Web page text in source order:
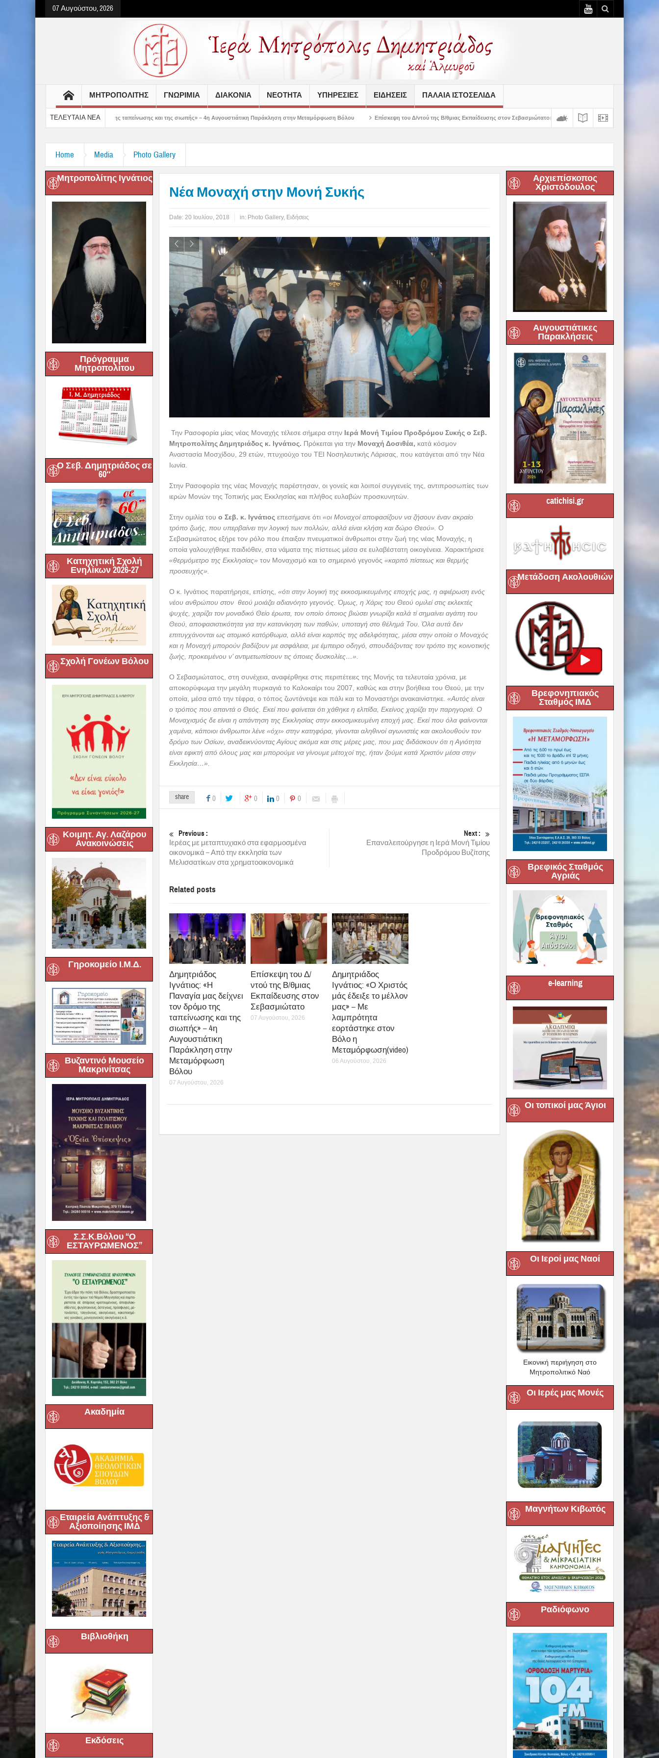
07 Αυγούστου, 2026
ΜΗΤΡΟΠΟΛΙΤΗΣ ΓΝΩΡΙΜΙΑ ΔΙΑΚΟΝΙΑ ΝΕΟΤΗΤΑ ΥΠΗΡΕΣΙΕΣ ΕΙΔΗΣΕΙΣ ΠΑΛΑΙΆ ΙΣΤΟΣΕΛΊΔΑ
ΤΕΛΕΥΤΑΙΑ ΝΕΑ
δείχνει τον δρόμο της ταπείνωσης και της σιωπής» – 4η Αυγουστιάτικη Παράκληση στην Μεταμόρφωση Βόλου Επίσκεψη του Δ/ντού της Β/θμιας Εκπαίδευσης στον Σεβασμιώτατο Δημητριάδος Ιγνάτιος: «Ο Χριστός μάς έδειξε το
Home Media Photo Gallery
Μητροπολίτης Ιγνάτιος
Πρόγραμμα
Μητροπολίτου
Ο Σεβ. Δημητριάδος σε
60″
Κατηχητική Σχολή
Ενηλίκων 2026-27
Σχολή Γονέων Βόλου
Κοιμητ. Αγ. Λαζάρου
Ανακοινώσεις
Γηροκομείο Ι.Μ.Δ.
Βυζαντινό Μουσείο
Μακρινίτσας
Σ.Σ.Κ.Βόλου “Ο
ΕΣΤΑΥΡΩΜΕΝΟΣ”
Ακαδημία
Εταιρεία Ανάπτυξης &
Αξιοποίησης ΙΜΔ
Βιβλιοθήκη
Εκδόσεις
Νέα Μοναχή στην Μονή Συκής
Date: 20 Ιουλίου, 2018 in: Photo Gallery, Ειδήσεις
Την Ρασοφορία μίας νέας Μοναχής τέλεσε σήμερα στην Ιερά Μονή Τιμίου Προδρόμου Συκής ο Σεβ.
Μητροπολίτης Δημητριάδος κ. Ιγνάτιος. Πρόκειται για την Μοναχή Δοσιθέα, κατά κόσμον
Αναστασία Μοσχίδου, 29 ετών, πτυχιούχο του ΤΕΙ Νοσηλευτικής Λάρισας, που κατάγεται από την Νέα
Ιωνία.
Στην Ρασοφορία της νέας Μοναχής παρέστησαν, οι γονείς και λοιποί συγγενείς της, αντιπροσωπίες των
ιερών Μονών της Τοπικής μας Εκκλησίας και πλήθος ευλαβών προσκυνητών.
Στην ομιλία του ο Σεβ. κ. Ιγνάτιοςεπεσήμανε ότι «οι Μοναχοί αποφασίζουν να ζήσουν έναν ακραίο
τρόπο ζωής, που υπερβαίνει την λογική των πολλών, αλλά είναι κλήση και δώρο Θεού». Ο
Σεβασμιώτατος εξήρε τον ρόλο που έπαιξαν πνευματικοί άνθρωποι στην ζωή της νέας Μοναχής, η
οποία γαλουχήθηκε παιδιόθεν, στα νάματα της πίστεως μέσα σε ευλαβέστατη οικογένεια. Χαρακτήρισε
«θερμόμετρο της Εκκλησίας» τον Μοναχισμό και το σημερινό γεγονός «καρπό πίστεως και θερμής
προσευχής».
Ο κ. Ιγνάτιος παρατήρησε, επίσης, «ότι στην λογική της εκκοσμικευμένης εποχής μας, η αφιέρωση ενός
νέου ανθρώπου στον θεού μοιάζει αδιανόητο γεγονός. Όμως, η Χάρις του Θεού ομιλεί στις εκλεκτές
ψυχές, χαρίζει τον μοναδικό Θείο έρωτα, τον οποίο όποιος βιώσει γνωρίζει καλά τί σημαίνει αγάπη του
Θεού, αποφασιστικότητα για την κατανίκηση των παθών, υποταγή στο θέλημά Του. Όλα αυτά δεν
επιτυγχάνονται ως ατομικό κατόρθωμα, αλλά είναι καρπός της αδελφότητας, μέσα στην οποία ο Μοναχός
και η Μοναχή μπορούν βαδίζουν με ασφάλεια, με έμπειρο οδηγό, σπουδάζοντας τον τρόπο της κοινοτικής
ζωής, προκειμένου ν’ αντιμετωπίσουν τις όποιες δυσκολίες…».
Ο Σεβασμιώτατος, στη συνέχεια, αναφέρθηκε στις περιπέτειες της Μονής τα τελευταία χρόνια, με
αποκορύφωμα την μεγάλη πυρκαγιά το Καλοκαίρι του 2007, καθώς και στην βοήθεια του Θεού, με την
οποία, μέσα από την τέφρα, ο τόπος ζωντάνεψε και πάλι και το Μοναστήρι ανακαινίστηκε. «Αυτός είναι
ο τρόπος που απαντά ο Θεός. Εκεί που φαίνεται ότι χάθηκε η ελπίδα, Εκείνος χαρίζει την παρηγοριά. Ο
Μοναχισμός δε είναι η απάντηση της Εκκλησίας στην εκκοσμικευμένη εποχή μας. Εκεί που όλα φαίνονται
χαμένα, κάποιοι άνθρωποι λένε «όχι» στην κατηφόρα, γίνονται αληθινοί αγωνιστές και ακολουθούν τον
δρόμο των Οσίων, αναδεικνύοντας Αγίους ακόμα και στις μέρες μας, που μας διδάσκουν ότι η Αγιότητα
είναι εφικτή από όλους μας και μπορούμε να γίνουμε μέτοχοί της, ήταν ζούμε κατά Χριστόν μέσα στην
Εκκλησία…».
share 0 0 0 0
Previous :
Ιερέας με μεταπτυχιακό στα εφαρμοσμένα
οικονομικά – Από την εκκλησία των
Μελισσατίκων στα χρηματοοικονομικά
Next :
Επαναλειτούργησε η Ιερά Μονή Τιμίου
Προδρόμου Βυζίτσης
Related posts
Δημητριάδος
Ιγνάτιος: «Η
Παναγία μας δείχνει
τον δρόμο της
ταπείνωσης και της
σιωπής» – 4η
Αυγουστιάτικη
Παράκληση στην
Μεταμόρφωση
Βόλου
07 Αυγούστου, 2026
Επίσκεψη του Δ/
ντού της Β/θμιας
Εκπαίδευσης στον
Σεβασμιώτατο
07 Αυγούστου, 2026
Δημητριάδος
Ιγνάτιος: «Ο Χριστός
μάς έδειξε το μέλλον
μας» – Με
λαμπρότητα
εορτάστηκε στον
Βόλο η
Μεταμόρφωση(video)
06 Αυγούστου, 2026
Αρχιεπίσκοπος
Χριστόδουλος
Αυγουστιάτικες
Παρακλήσεις
catichisi.gr
Μετάδοση Ακολουθιών
Βρεφονηπιακός
Σταθμός ΙΜΔ
Βρεφικός Σταθμός
Αγριάς
e-learning
Οι τοπικοί μας Άγιοι
Οι Ιεροί μας Ναοί
Εικονική περιήγηση στο
Μητροπολιτικό Ναό
Οι Ιερές μας Μονές
Μαγνήτων Κιβωτός
Ραδιόφωνο